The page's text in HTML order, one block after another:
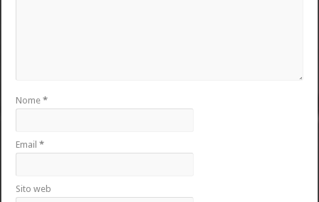
Nome*
Email*
Sito web